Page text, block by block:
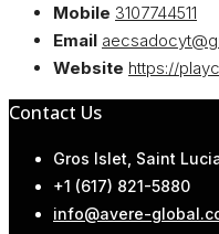
Mobile 3107744511
Email
Website https://
Contact Us
Gros Islet, Saint
+1 (617) 821-5880
info@avere-